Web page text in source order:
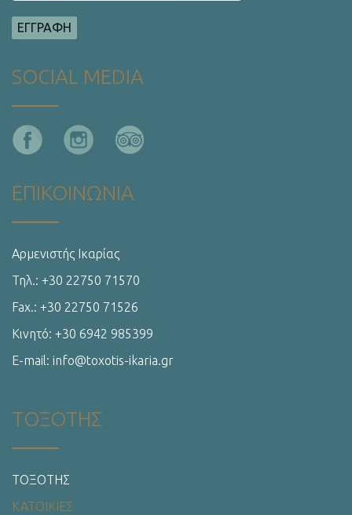
SOCIAL MEDIA
ΕΠΙΚΟΙΝΩΝΙΑ
Αρμενιστής Ικαρίας
Τηλ.: +30 22750 71570
Fax.: +30 22750 71526
Κινητό: +30 6942 985399
E-mail: info@toxotis-ikaria.gr
ΤΟΞΟΤΗΣ
ΤΟΞΟΤΗΣ
ΚΑΤΟΙΚΙΕΣ